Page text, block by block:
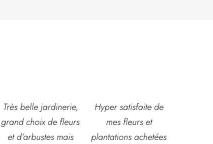
Hyper satisfaite de
mes fleurs et
plantations achetées
Composition
magnifique pour le
baptême et le